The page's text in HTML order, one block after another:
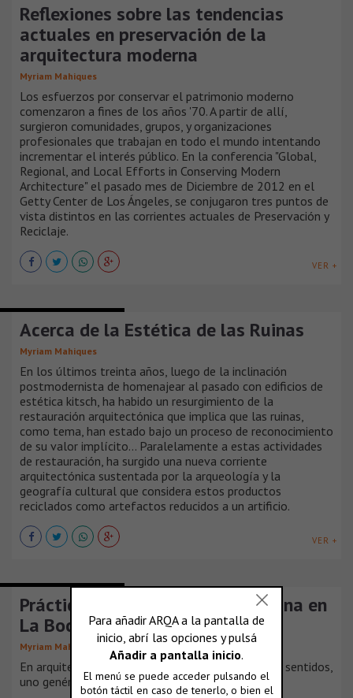
Reflexiones sobre las tendencias
actuales en preservación de la
arquitectura moderna
Myriam Mahiques
Los esfuerzos por conservar el patrimonio moderno
comenzaron a fines de los años '70. A partir de allí,
surgieron comunidades, grupos, y organizaciones
profesionales que trabajan en todo el mundo intentando
incrementar el interés público. En la conferencia "Global,
Regional, and Local Efforts in Conserving Modern
Architecture" el pasado mes de Diciembre de 2012 en el
Getty Center de Los Ángeles, se conjugaron tres puntos de
vista distintos en las corrientes actuales de Preservación y
Reciclaje.
VER +
Acerca de la Estética de las Ruinas
Myriam Mahiques
En los últimos treinta años, luego de la inclinación
postmodernista de homenajear al pasado con edificios de
estética kitsch, ha habido un resurgimiento de la
restauración arquitectónica que implica que las ruinas,
como tema, han estado bajo un proceso de reconocimiento
de su valor implícito... Paralelamente a estas actividades
de restauración, ha surgido una nueva corriente
arquitectónica sustentada por la arqueología y la
geografía cultural que considera estos productos
reciclados como artefactos reducidos a un artificio.
VER +
Prácticas Barriales y Forma Urbana en
La Boca
Myriam Mahiques
En arquitectura, la palabra forma se aplica en dos sentidos,
uno genérico estricto y [...]